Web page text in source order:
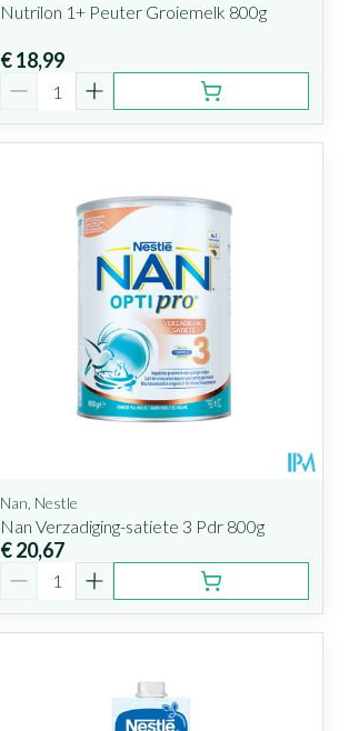
Nutrilon 1+ Peuter Groiemelk 800g
€ 18,99
Nan, Nestle
Nan Verzadiging-satiete 3 Pdr 800g
€ 20,67